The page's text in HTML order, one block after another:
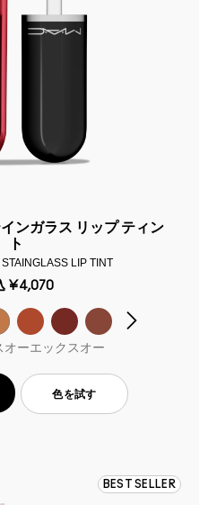
ンガラス リップ ティン
ト
LIP TINT
¥4,070
ーエックスオー
色を試す
BEST SELLER